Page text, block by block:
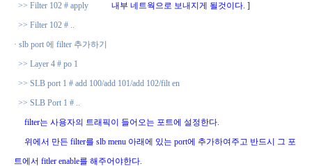
>> Filter 102 # apply
내부 네트웍으로 보내지게 될것이다. ]
>> Filter 102 # ..
· slb port 에 filter 추가하기
>> Layer 4 # po 1
>> SLB port 1 # add 100/add 101/add 102/filt en
>> SLB Port 1 # ..
filter는 사용자의 트래픽이 들어오는 포트에 설정한다.
위에서 만든 filter를 slb menu 아래에 있는 port에 추가하여주고 반드시 그 포
트에서 fitler enable를 해주어야한다.